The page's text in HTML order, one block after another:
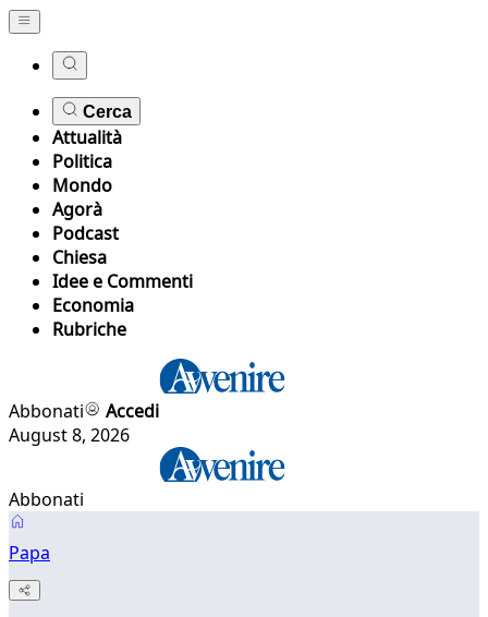
Cerca
Attualità
Politica
Mondo
Agorà
Podcast
Chiesa
Idee e Commenti
Economia
Rubriche
Abbonati
Accedi
August 8, 2026
Abbonati
Papa